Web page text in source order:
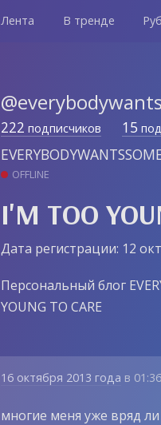
Лента В тренде
222 подписчиков 15
OFFLINE
I'M TOO
Дата регистрации: 12
Персональный блог
YOUNG TO CARE
16 октября 2013 года в 01:36
многие меня уже вряд